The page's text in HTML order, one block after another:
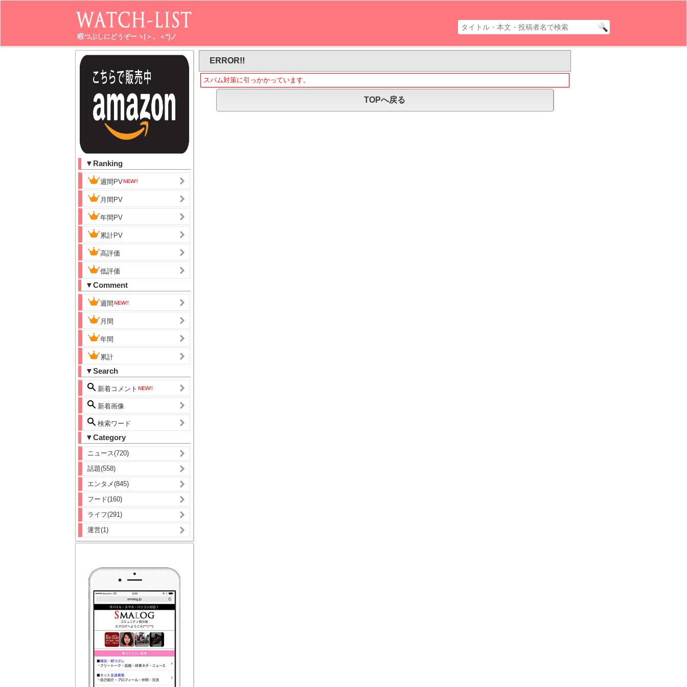
暇つぶしにどうぞーヽ(＞。＜*)ノ
▼Ranking
週間PV
月間PV
年間PV
累計PV
高評価
低評価
▼Comment
週間
月間
年間
累計
▼Search
新着コメント
新着画像
検索ワード
▼Category
ニュース(720)
話題(558)
エンタメ(845)
フード(160)
ライフ(291)
運営(1)
ERROR!!
スパム対策に引っかかっています。
TOPへ戻る